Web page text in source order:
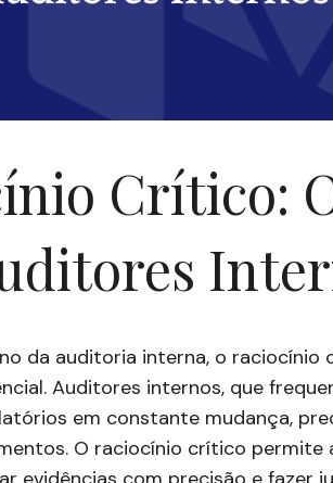
Crítico:
da auditoria interna, o
Auditores internos, que
em constante mudança,
O raciocínio crítico permite